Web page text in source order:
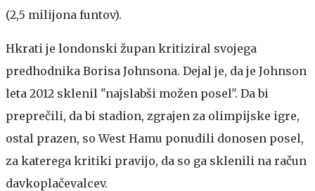
(2,5 milijona funtov).
Hkrati je londonski župan kritiziral svojega
predhodnika Borisa Johnsona. Dejal je, da je Johnson
leta 2012 sklenil "najslabši možen posel". Da bi
preprečili, da bi stadion, zgrajen za olimpijske igre,
ostal prazen, so West Hamu ponudili donosen posel,
za katerega kritiki pravijo, da so ga sklenili na račun
davkoplačevalcev.